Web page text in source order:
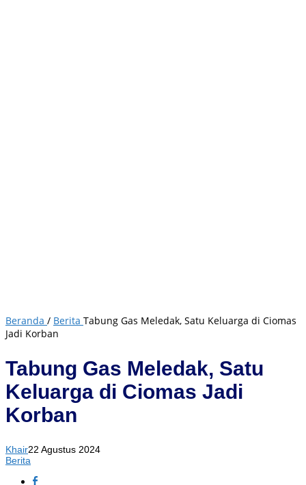
Beranda / Berita Tabung Gas Meledak, Satu Keluarga di Ciomas
Jadi Korban
Tabung Gas Meledak, Satu
Keluarga di Ciomas Jadi
Korban
Khair22 Agustus 2024
Berita